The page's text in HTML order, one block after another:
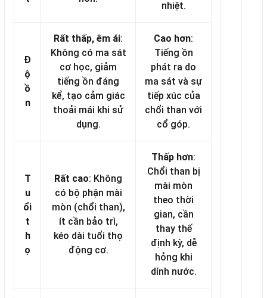
nhiệt.
Đ
ộ
ồ
n
Rất thấp, êm ái:
Không có ma sát
cơ học, giảm
tiếng ồn đáng
kể, tạo cảm giác
thoải mái khi sử
dụng.
Cao hơn:
Tiếng ồn
phát ra do
ma sát và sự
tiếp xúc của
chổi than với
cổ góp.
T
u
ổi
t
h
ọ
Rất cao: Không
có bộ phận mài
mòn (chổi than),
ít cần bảo trì,
kéo dài tuổi thọ
động cơ.
Thấp hơn:
Chổi than bị
mài mòn
theo thời
gian, cần
thay thế
định kỳ, dễ
hỏng khi
dính nước.